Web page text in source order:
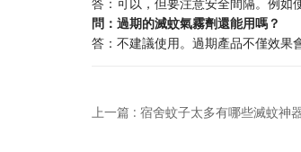
問：過期的滅蚊氣霧劑還能用嗎？
答：不建議使用。過期產品不僅效果
上一篇 : 宿舍蚊子太多有哪些滅蚊神